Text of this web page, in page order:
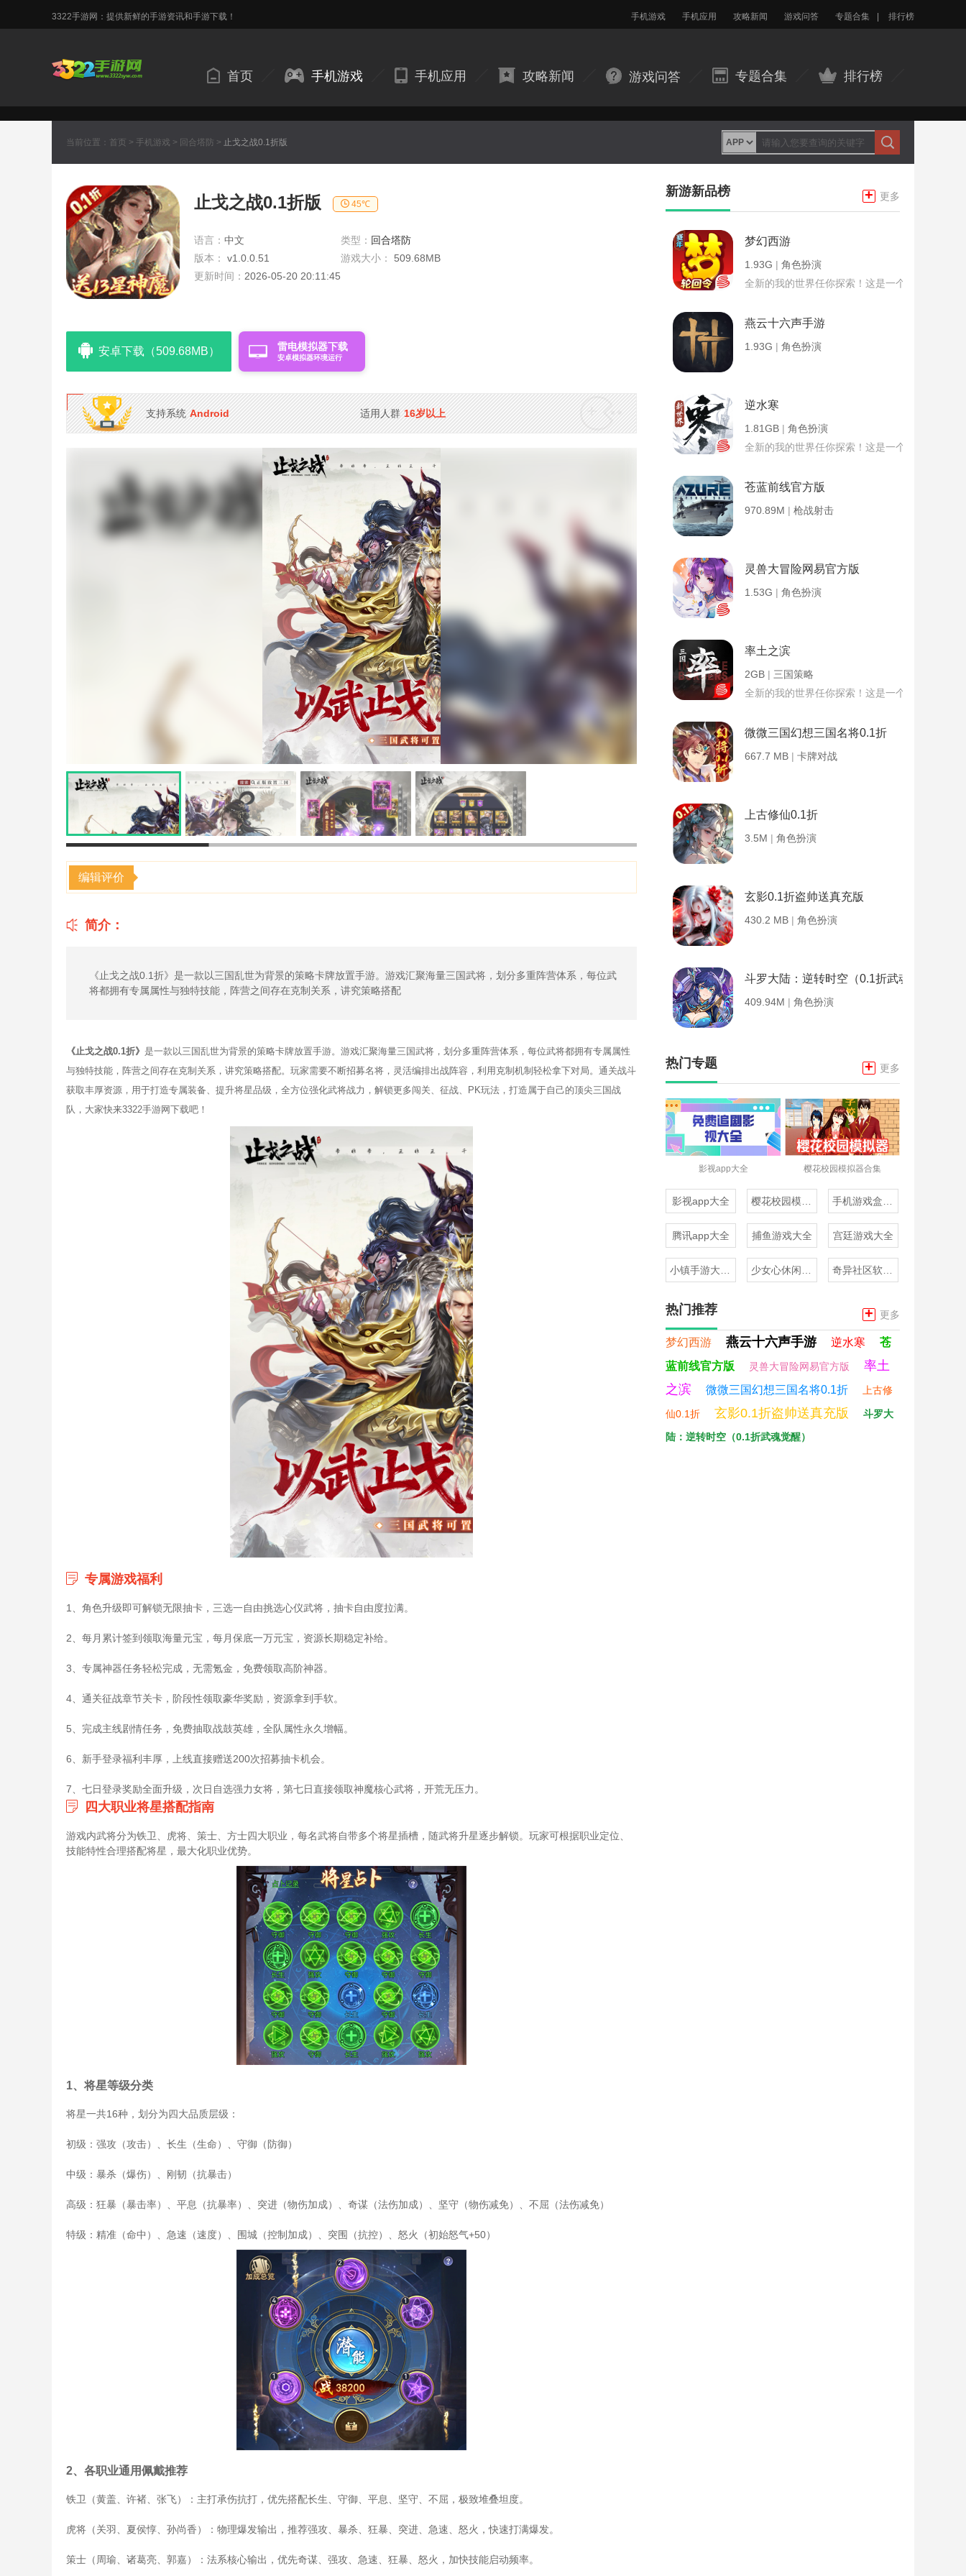
3322手游网：提供新鲜的手游资讯和手游下载！ 手机游戏 手机应用 攻略新闻 游戏问答 专题合集 排行榜
首页 手机游戏 手机应用 攻略新闻 游戏问答 专题合集 排行榜
当前位置： 首页 > 手机游戏 > 回合塔防 > 止戈之战0.1折版
止戈之战0.1折版 45℃
语言： 中文 类型： 回合塔防
版本：
v1.0.0.51 游戏大小：
509.68MB
更新时间： 2026-05-20 20:11:45
安卓下载（509.68MB） 雷电模拟器下载
安卓模拟器环境运行
支持系统 Android 适用人群 16岁以上
编辑评价
简介：
《止戈之战0.1折》是一款以三国乱世为背景的策略卡牌放置手游。游戏汇聚海量三国武将，划分多重阵营体系，每位武
将都拥有专属属性与独特技能，阵营之间存在克制关系，讲究策略搭配
《止戈之战0.1折》 是一款以三国乱世为背景的策略卡牌放置手游。游戏汇聚海量三国武将，划分多重阵营体系，每位武将都拥有专属属性
与独特技能，阵营之间存在克制关系，讲究策略搭配。玩家需要不断招募名将，灵活编排出战阵容，利用克制机制轻松拿下对局。通关战斗
获取丰厚资源，用于打造专属装备、提升将星品级，全方位强化武将战力，解锁更多闯关、征战、PK玩法，打造属于自己的顶尖三国战
队，大家快来3322手游网下载吧！
专属游戏福利
1、角色升级即可解锁无限抽卡，三选一自由挑选心仪武将，抽卡自由度拉满。
2、每月累计签到领取海量元宝，每月保底一万元宝，资源长期稳定补给。
3、专属神器任务轻松完成，无需氪金，免费领取高阶神器。
4、通关征战章节关卡，阶段性领取豪华奖励，资源拿到手软。
5、完成主线剧情任务，免费抽取战鼓英雄，全队属性永久增幅。
6、新手登录福利丰厚，上线直接赠送200次招募抽卡机会。
7、七日登录奖励全面升级，次日自选强力女将，第七日直接领取神魔核心武将，开荒无压力。
四大职业将星搭配指南
游戏内武将分为铁卫、虎将、策士、方士四大职业，每名武将自带多个将星插槽，随武将升星逐步解锁。玩家可根据职业定位、
技能特性合理搭配将星，最大化职业优势。
1、将星等级分类
将星一共16种，划分为四大品质层级：
初级：强攻（攻击）、长生（生命）、守御（防御）
中级：暴杀（爆伤）、刚韧（抗暴击）
高级：狂暴（暴击率）、平息（抗暴率）、突进（物伤加成）、奇谋（法伤加成）、坚守（物伤减免）、不屈（法伤减免）
特级：精准（命中）、急速（速度）、围城（控制加成）、突围（抗控）、怒火（初始怒气+50）
2、各职业通用佩戴推荐
铁卫（黄盖、许褚、张飞）：主打承伤抗打，优先搭配长生、守御、平息、坚守、不屈，极致堆叠坦度。
虎将（关羽、夏侯惇、孙尚香）：物理爆发输出，推荐强攻、暴杀、狂暴、突进、急速、怒火，快速打满爆发。
策士（周瑜、诸葛亮、郭嘉）：法系核心输出，优先奇谋、强攻、急速、狂暴、怒火，加快技能启动频率。
新游新品榜 + 更多
梦幻西游
1.93G | 角色扮演
全新的我的世界任你探索！这是一个小提示字段。
燕云十六声手游
1.93G | 角色扮演
逆水寒
1.81GB | 角色扮演
全新的我的世界任你探索！这是一个小提示字段。
苍蓝前线官方版
970.89M | 枪战射击
灵兽大冒险网易官方版
1.53G | 角色扮演
率土之滨
2GB | 三国策略
全新的我的世界任你探索！这是一个小提示字段。
微微三国幻想三国名将0.1折
667.7 MB | 卡牌对战
上古修仙0.1折
3.5M | 角色扮演
玄影0.1折盗帅送真充版
430.2 MB | 角色扮演
斗罗大陆：逆转时空（0.1折武魂觉醒）
409.94M | 角色扮演
热门专题 + 更多
影视app大全 樱花校园模拟器合集
影视app大全
腾讯app大全 捕鱼游戏大全 宫廷游戏大全
热门推荐 + 更多
梦幻西游 燕云十六声手游 逆水寒
苍
蓝前线官方版
灵兽大冒险网易官方版
率土
之滨
微微三国幻想三国名将0.1折 上古修
仙0.1折 玄影0.1折盗帅送真充版
斗罗大
陆：逆转时空（0.1折武魂觉醒）